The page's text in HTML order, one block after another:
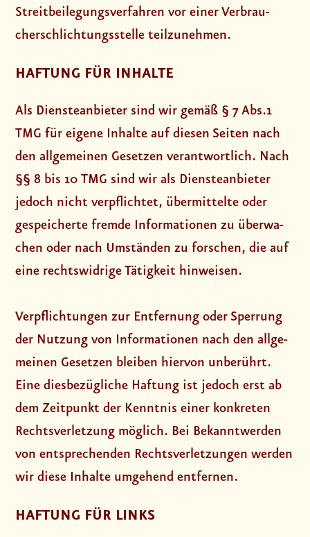
Streit­bei­le­gungs­ver­fah­ren vor einer Ver­brau­
cher­schlich­tungs­stel­le teil­zu­neh­men.
HAFTUNG FÜR INHALTE
Als Diens­te­an­bie­ter sind wir gemäß § 7 Abs.1
TMG für eige­ne Inhal­te auf die­sen Sei­ten nach
den all­ge­mei­nen Geset­zen ver­ant­wort­lich. Nach
§§ 8 bis 10 TMG sind wir als Diens­te­an­bie­ter
jedoch nicht ver­pflich­tet, über­mit­tel­te oder
gespei­cher­te frem­de Infor­ma­tio­nen zu über­wa­
chen oder nach Umstän­den zu for­schen, die auf
eine rechts­wid­ri­ge Tätig­keit hin­wei­sen.
Ver­pflich­tun­gen zur Ent­fer­nung oder Sper­rung
der Nut­zung von Infor­ma­tio­nen nach den all­ge­
mei­nen Geset­zen blei­ben hier­von unbe­rührt.
Eine dies­be­züg­li­che Haf­tung ist jedoch erst ab
dem Zeit­punkt der Kennt­nis einer kon­kre­ten
Rechts­ver­let­zung mög­lich. Bei Bekannt­wer­den
von ent­spre­chen­den Rechts­ver­let­zun­gen wer­den
wir die­se Inhal­te umge­hend ent­fer­nen.
HAFTUNG FÜR LINKS